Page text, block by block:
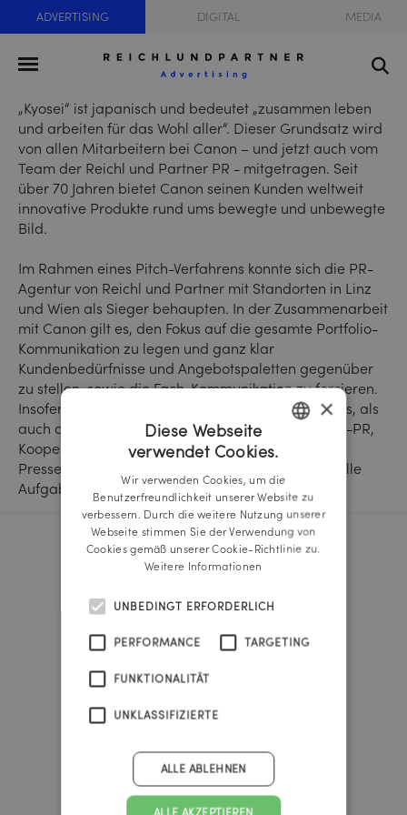
ADVERTISING DIGITAL MEDIA
„Kyosei“ ist japanisch und bedeutet „zusammen leben
und arbeiten für das Wohl aller“. Dieser Grundsatz wird
von allen Mitarbeitern bei Canon – und jetzt auch vom
Team der Reichl und Partner PR - mitgetragen. Seit
über 70 Jahren bietet Canon seinen Kunden weltweit
innovative Produkte rund ums bewegte und unbewegte
Bild.
Im Rahmen eines Pitch-Verfahrens konnte sich die PR-
Agentur von Reichl und Partner mit Standorten in Linz
und Wien als Sieger behaupten. In der Zusammenarbeit
mit Canon gilt es, den Fokus auf die gesamte Portfolio-
Kommunikation zu legen und ganz klar
Kundenbedürfnisse und Angebotspaletten gegenüber
zu stellen, sowie die Fach-Kommunikation zu forcieren.
Insofern wird man sich sowohl klassischer PR-Tools, als
auch der Disziplinen Produkt-, Handels- und Fach-PR,
Kooperationen bis hin zu Messen, Events und
Pressereisen bedienen.Wir freuen uns auf diese tolle
Aufgabe!
Reichl und Partner Linz
Promenade 25b
linz@reichlundpartner.at
A-1010 Wien
Tel.:+43 1 535 4838
vienna@reichlundpartner.at
GERMAN
×
Diese Webseite
verwendet Cookies.
Wir verwenden Cookies, um die
Benutzerfreundlichkeit unserer Website zu
verbessern. Durch die weitere Nutzung unserer
Webseite stimmen Sie der Verwendung von
Cookies gemäß unserer Cookie-Richtlinie zu.
Weitere Informationen
UNBEDINGT ERFORDERLICH
PERFORMANCE TARGETING
FUNKTIONALITÄT
UNKLASSIFIZIERTE
ALLE AKZEPTIEREN
ALLE ABLEHNEN